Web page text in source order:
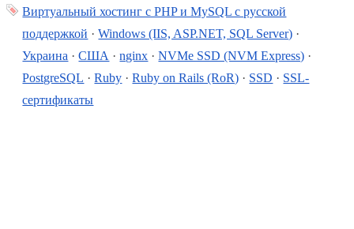
Виртуальный хостинг c PHP и MySQL с русской
поддержкой ·Windows (IIS, ASP.NET, SQL Server) ·
Украина ·США ·nginx ·NVMe SSD (NVM Express) ·
PostgreSQL ·Ruby ·Ruby on Rails (RoR) · SSD · SSL-
сертификаты